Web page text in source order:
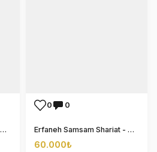
Erfaneh Samsam Shariat - Untitled
0 0
Erfaneh Samsam Shariat - Untitled
60.000₺